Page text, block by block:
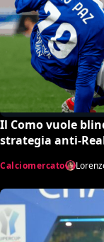
Il Como vuole
strategia anti-
Calciomercato